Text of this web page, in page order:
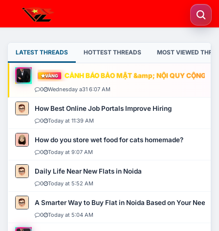
LATEST THREADS HOTTEST THREADS MOST VIEWED
VÀNG CẢNH BÁO BẢO MẬT &amp; NỘI QUY CỘNG
0 Wednesday a31 6:07 AM
How Best Online Job Portals Improve Hiring
0 Today at 11:39 AM
How do you store wet food for cats homemade?
0 Today at 9:07 AM
Daily Life Near New Flats in Noida
0 Today at 5:52 AM
A Smarter Way to Buy Flat in Noida Based on Your Needs
0 Today at 5:04 AM